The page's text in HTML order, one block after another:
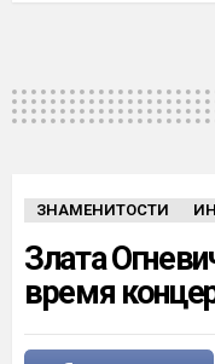
ЗНАМЕНИТОСТИ
Злата
время